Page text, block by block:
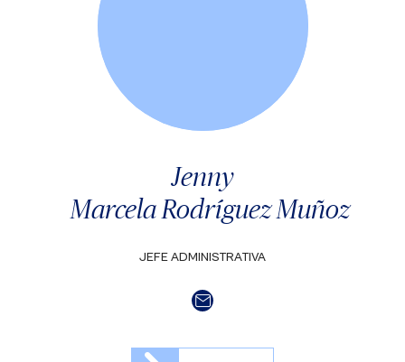
Jenny
Marcela Rodríguez Muñoz
JEFE ADMINISTRATIVA